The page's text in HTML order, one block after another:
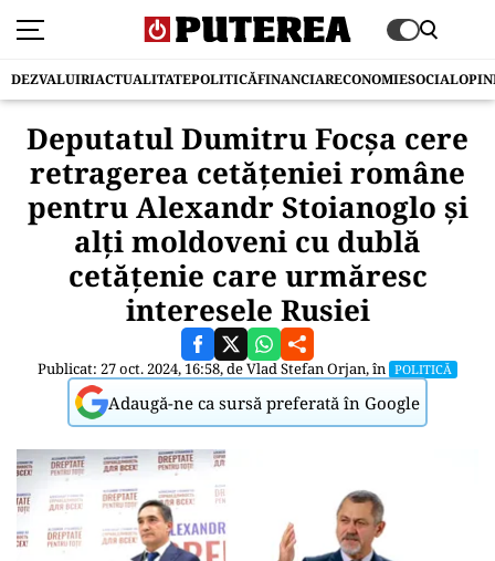
DEZVALUIRIACTUALITATEPOLITICĂFINANCIARECONOMIESOCIAL
Deputatul Dumitru Focșa cere
retragerea cetățeniei române
pentru Alexandr Stoianoglo și
alți moldoveni cu dublă
cetățenie care urmăresc
interesele Rusiei
Publicat: 27 oct. 2024, 16:58, deVlad Stefan Orjan, în POLITICĂ
Adaugă-ne ca sursă preferată în Google